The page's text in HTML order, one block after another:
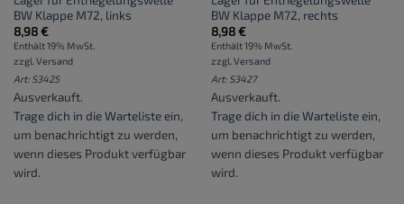
BW Klappe M72, links
8,98€
Enthält 19% MwSt.
zzgl. Versand
Art: S3425
Ausverkauft.
Trage dich in die Warteliste ein,
um benachrichtigt zu werden,
wenn dieses Produkt verfügbar
wird.
BW Klappe M72, rechts
8,98€
Enthält 19% MwSt.
zzgl. Versand
Art: S3427
Ausverkauft.
Trage dich in die Warteliste ein,
um benachrichtigt zu werden,
wenn dieses Produkt verfügbar
wird.